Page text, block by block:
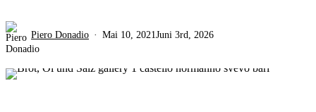
Piero Donadio Mai 10, 2021 Juni 3rd, 2026